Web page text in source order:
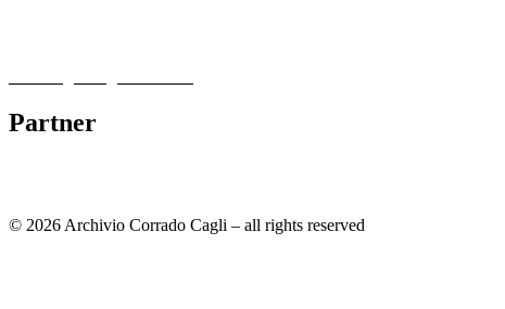
Partner
© 2026 Archivio Corrado Cagli – all rights reserved